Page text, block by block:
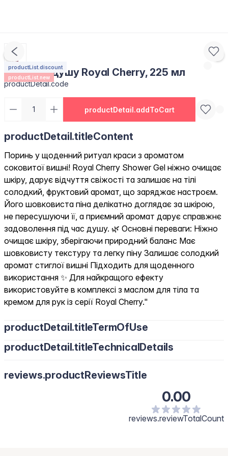
productList.discount
productList.new
Гель для душу Royal Cherry, 225 мл
productDetail.code
productDetail.addToCart
productDetail.titleContent
Поринь у щоденний ритуал краси з ароматом
соковитої вишні! Royal Cherry Shower Gel ніжно очищає
шкіру, дарує відчуття свіжості та залишає на тілі
солодкий, фруктовий аромат, що заряджає настроєм.
Його шовковиста піна делікатно доглядає за шкірою,
не пересушуючи її, а приємний аромат дарує справжнє
задоволення під час душу. 🌿 Основні переваги: Ніжно
очищає шкіру, зберігаючи природний баланс Має
шовковисту текстуру та легку піну Залишає солодкий
аромат стиглої вишні Підходить для щоденного
використання ✨ Для найкращого ефекту
використовуйте в комплексі з маслом для тіла та
кремом для рук із серії Royal Cherry."
productDetail.titleTermOfUse
productDetail.titleTechnicalDetails
reviews.productReviewsTitle
0.00
reviews.reviewTotalCount